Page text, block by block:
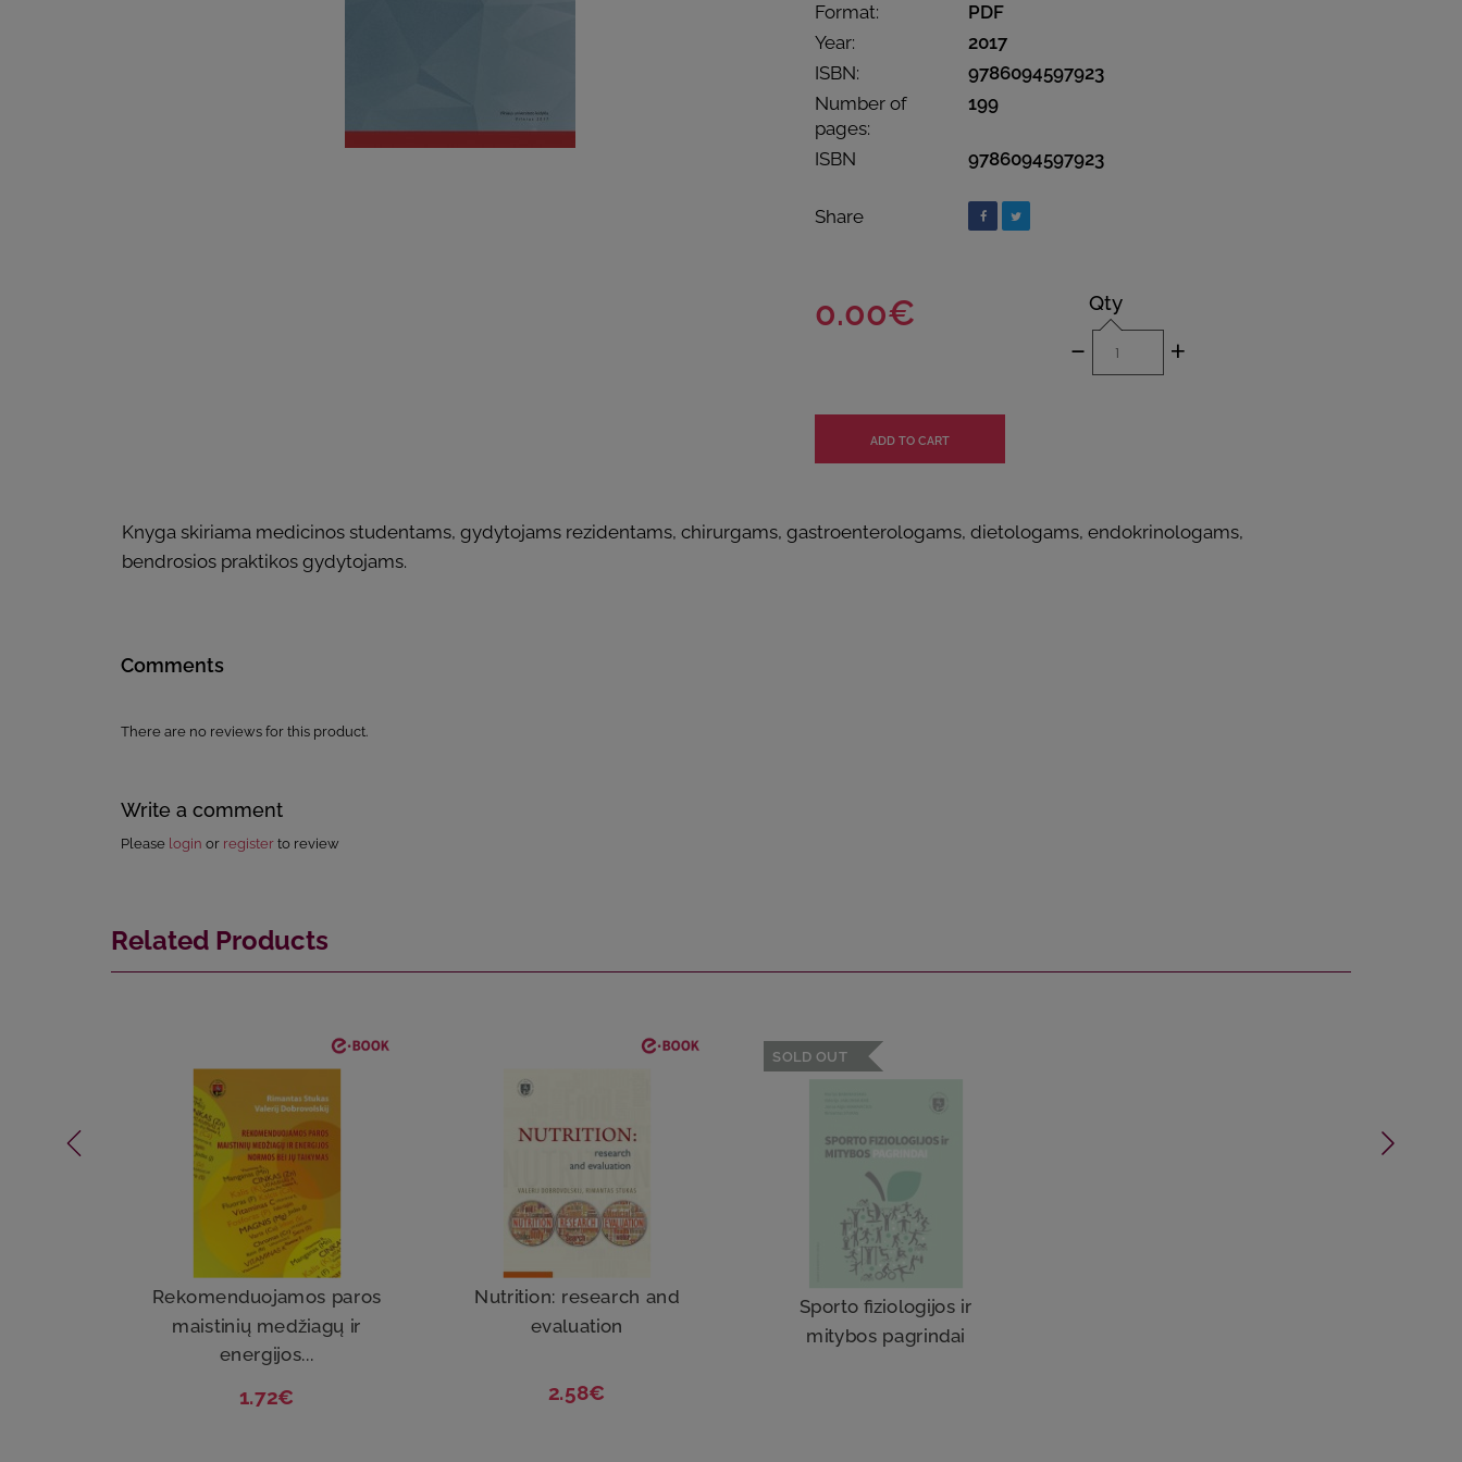
Format:
PDF
Year:
2017
ISBN:
9786094597923
Number of
pages:
199
ISBN 9786094597923
Share
0.00€ Qty
- +
Knyga skiriama medicinos studentams, gydytojams rezidentams, chirurgams, gastroenterologams, dietologams, endokrinologams,
bendrosios praktikos gydytojams.
Comments
There are no reviews for this product.
Write a comment
Please login or register to review
Related Products
Rekomenduojamos paros
maistinių medžiagų ir
energijos...
1.72€
Nutrition: research and
evaluation
2.58€
SOLD OUT
Sporto fiziologijos ir
mitybos pagrindai